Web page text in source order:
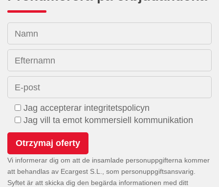
Namn
Efternamn
E-post
Jag accepterar integritetspolicyn
Jag vill ta emot kommersiell kommunikation
Vi informerar dig om att de insamlade personuppgifterna kommer
att behandlas av Ecargest S.L., som personuppgiftsansvarig.
Syftet är att skicka dig den begärda informationen med ditt